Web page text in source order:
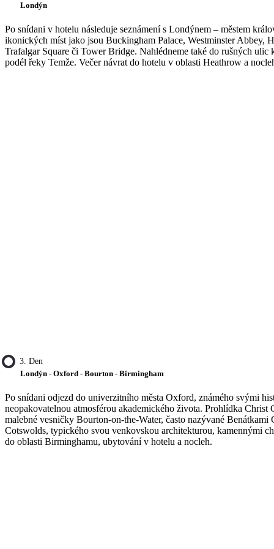
Londýn
Po snídani v hotelu následuje seznámení s Londýnem – městem
ikonických míst jako jsou Buckingham Palace, Westminster Abbey,
Trafalgar Square či Tower Bridge. Nahlédneme také do rušných ulic
podél řeky Temže. Večer návrat do hotelu v oblasti Heathrow a
3. Den
Londýn - Oxford - Bourton - Birmingham
Po snídani odjezd do univerzitního města Oxford, známého svými
neopakovatelnou atmosférou akademického života. Prohlídka Christ
malebné vesničky Bourton-on-the-Water, často nazývané
Cotswolds, typického svou venkovskou architekturou, kamennými
do oblasti Birminghamu, ubytování v hotelu a nocleh.